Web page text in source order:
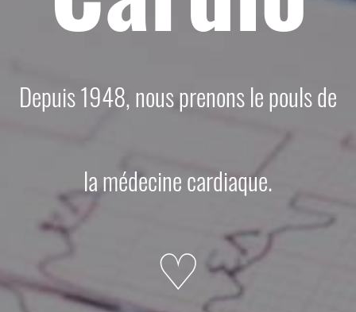
Depuis 1948, nous prenons le pouls de
la médecine cardiaque.
♡